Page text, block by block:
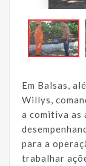
Em Balsas,
Willys,
a comitiva as
para a
trabalhar